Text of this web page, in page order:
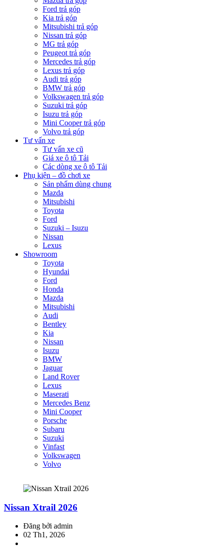
Ford trả góp
Kia trả góp
Mitsubishi trả góp
Nissan trả góp
MG trả góp
Peugeot trả góp
Mercedes trả góp
Lexus trả góp
Audi trả góp
BMW trả góp
Volkswagen trả góp
Suzuki trả góp
Isuzu trả góp
Mini Cooper trả góp
Volvo trả góp
Tư vấn xe
Tư vấn xe cũ
Giá xe ô tô Tải
Các dòng xe ô tô Tải
Phụ kiện – đồ chơi xe
Sản phẩm dùng chung
Mazda
Mitsubishi
Toyota
Ford
Suzuki – Isuzu
Nissan
Lexus
Showroom
Toyota
Hyundai
Ford
Honda
Mazda
Mitsubishi
Audi
Bentley
Kia
Nissan
Isuzu
BMW
Jaguar
Land Rover
Lexus
Maserati
Mercedes Benz
Mini Cooper
Porsche
Subaru
Suzuki
Vinfast
Volkswagen
Volvo
Nissan Xtrail 2026
Đăng bởi admin
02 Th1, 2026